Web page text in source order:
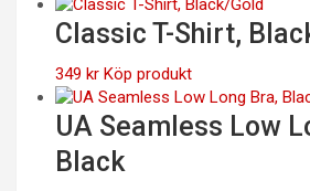
Classic T-Shirt,
349 kr Köp produkt
UA Seamless Low
Black